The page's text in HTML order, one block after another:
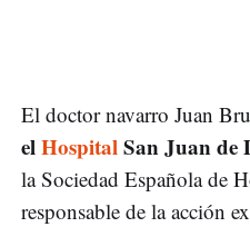
El doctor navarro Juan
elHospitalSan Juan de
la Sociedad Española de
responsable de la acción